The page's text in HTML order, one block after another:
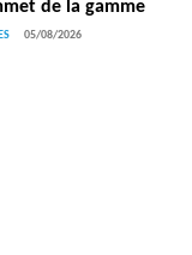
de la gamme
05/08/2026